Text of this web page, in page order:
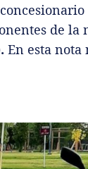
de la
En esta nota